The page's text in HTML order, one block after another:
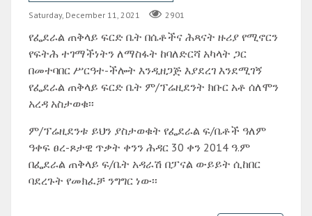
Saturday, December 11, 2021 2901
የፌደራል ጠቅላይ ፍርድ ቤት በሴቶችና ሕጻናት ዙሪያ የሚኖርን
የፍትሕ ተገማችነትን ለማስፋት ከባለድርሻ አካላት ጋር
በመተባበር ሥርዓተ-ችሎት እንዲዘጋጅ እያደረገ እንደሚገኝ
የፌደራል ጠቅላይ ፍርድ ቤት ም/ፕሬዚደንት ክቡር አቶ ሰለሞን
አረዳ አስታወቁ፡፡
ም/ፕሬዚደንቱ ይህን ያስታወቁት የፌደራል ፍ/ቤቶች ዓለም
ዓቀፍ ፀረ-ጾታዊ ጥቃት ቀንን ሕዳር 30 ቀን 2014 ዓ.ም
በፌደራል ጠቅላይ ፍ/ቤት አዳራሽ በፓናል ውይይት ሲከበር
ባደረጉት የመክፈቻ ንግግር ነው፡፡